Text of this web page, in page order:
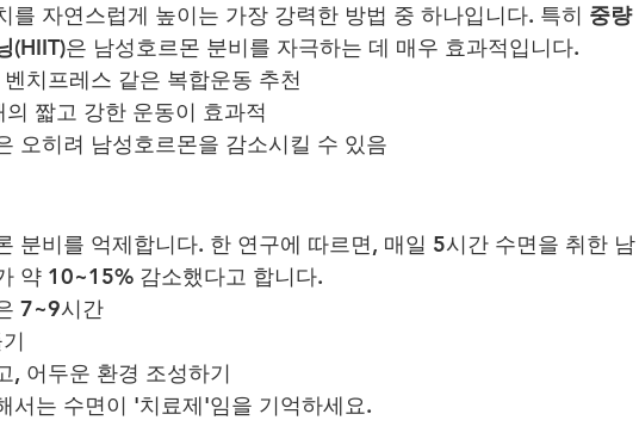
를 자연스럽게 높이는 가장 강력한 방법 중 하나입니다. 특히 중량
(HIIT)은 남성호르몬 분비를 자극하는 데 매우 효과적입니다.
치프레스 같은 복합운동 추천
짧고 강한 운동이 효과적
오히려 남성호르몬을 감소시킬 수 있음
분비를 억제합니다. 한 연구에 따르면, 매일 5시간 수면을 취한 남
약 10~15% 감소했다고 합니다.
7~9시간
, 어두운 환경 조성하기
서는 수면이 '치료제'임을 기억하세요.